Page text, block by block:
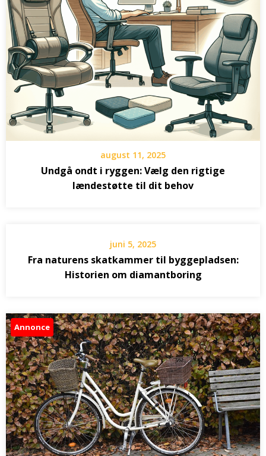
august 11, 2025
Undgå ondt i ryggen: Vælg den rigtige
lændestøtte til dit behov
juni 5, 2025
Fra naturens skatkammer til byggepladsen:
Historien om diamantboring
Annonce